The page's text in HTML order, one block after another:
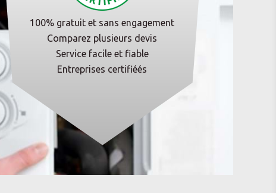
100% gratuit et sans engagement
Comparez plusieurs devis
Service facile et fiable
Entreprises certifiéés